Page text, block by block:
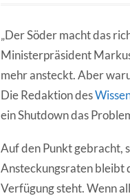
„Der Söder macht das
Ministerpräsident
mehr ansteckt. Aber
Die Redaktion des
ein Shutdown das
Auf den Punkt gebracht,
Ansteckungsraten bleibt
Verfügung steht. Wenn